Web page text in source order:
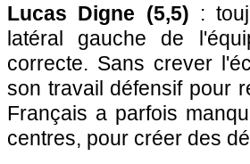
Lucas Digne (5,5) :
latéral gauche de
correcte. Sans crever
son travail défensif pour
Français a parfois
centres, pour créer des